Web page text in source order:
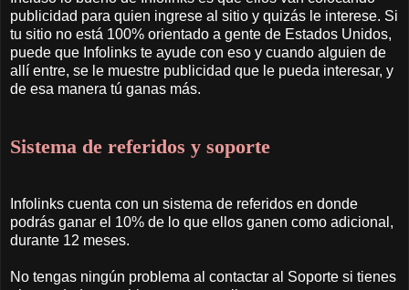
publicidad para quien ingrese al sitio y quizás le interese. Si
tu sitio no está 100% orientado a gente de Estados Unidos,
puede que Infolinks te ayude con eso y cuando alguien de
allí entre, se le muestre publicidad que le pueda interesar, y
de esa manera tú ganas más.
Sistema de referidos y soporte
Infolinks cuenta con un sistema de referidos en donde
podrás ganar el 10% de lo que ellos ganen como adicional,
durante 12 meses.
No tengas ningún problema al contactar al Soporte si tienes